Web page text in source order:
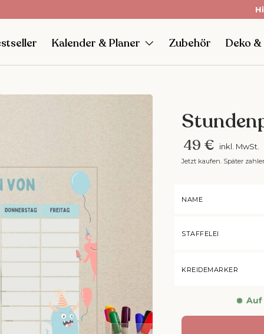
📦
Kalender & Planer Zubehör Deko &
49 € inkl. MwSt.
Jetzt kaufen. Später
NAME
STAFFELEI
KREIDEMARKER
Auf